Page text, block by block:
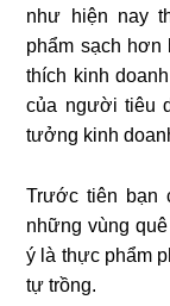
như hiện nay
phẩm sạch hơn
thích kinh
của người tiêu
tưởng kinh
Trước tiên bạn
những vùng
ý là thực phẩm
tự trồng.